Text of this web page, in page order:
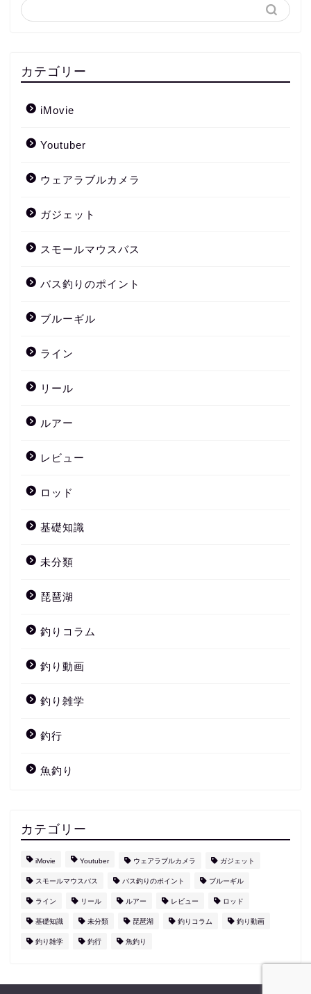
カテゴリー
iMovie
Youtuber
ウェアラブルカメラ
ガジェット
スモールマウスバス
バス釣りのポイント
ブルーギル
ライン
リール
ルアー
レビュー
ロッド
基礎知識
未分類
琵琶湖
釣りコラム
釣り動画
釣り雑学
釣行
魚釣り
カテゴリー
iMovie Youtuber ウェアラブルカメラ ガジェット
スモールマウスバス バス釣りのポイント ブルーギル
ライン リール ルアー レビュー ロッド
基礎知識 未分類 琵琶湖 釣りコラム 釣り動画
釣り雑学 釣行 魚釣り